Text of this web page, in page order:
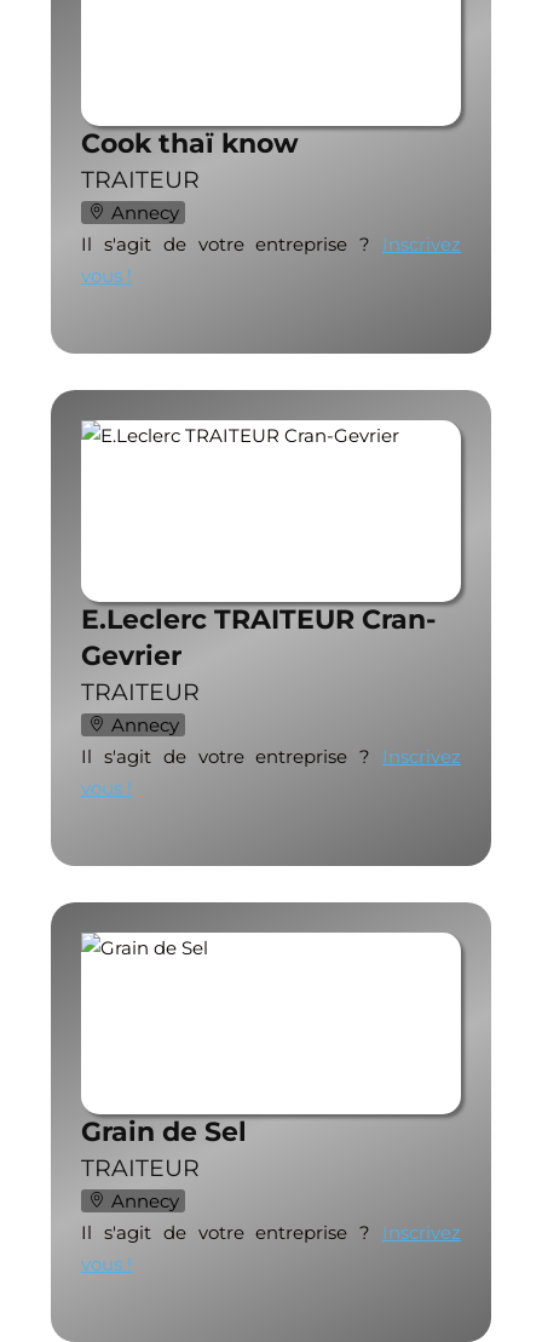
Cook thaï know
TRAITEUR
Annecy
Il s'agit de votre entreprise ? Inscrivez
vous !
E.Leclerc TRAITEUR Cran-
Gevrier
TRAITEUR
Annecy
Il s'agit de votre entreprise ? Inscrivez
vous !
Grain de Sel
TRAITEUR
Annecy
Il s'agit de votre entreprise ? Inscrivez
vous !